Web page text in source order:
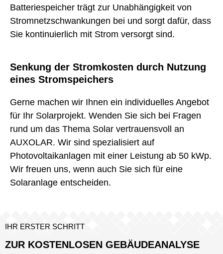
Batteriespeicher trägt zur Unabhängigkeit von
Stromnetzschwankungen bei und sorgt dafür, dass
Sie kontinuierlich mit Strom versorgt sind.
Senkung der Stromkosten durch Nutzung
eines Stromspeichers
Gerne machen wir Ihnen ein individuelles Angebot
für Ihr Solarprojekt. Wenden Sie sich bei Fragen
rund um das Thema Solar vertrauensvoll an
AUXOLAR. Wir sind spezialisiert auf
Photovoltaikanlagen mit einer Leistung ab 50 kWp.
Wir freuen uns, wenn auch Sie sich für eine
Solaranlage entscheiden.
IHR ERSTER SCHRITT
ZUR KOSTENLOSEN GEBÄUDEANALYSE